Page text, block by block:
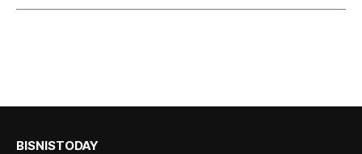
BISNISTODAY